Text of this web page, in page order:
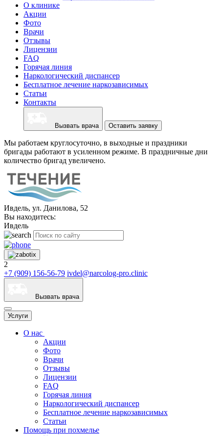
О клинике
Акции
Фото
Врачи
Отзывы
Лицензии
FAQ
Горячая линия
Наркологический диспансер
Бесплатное лечение наркозависимых
Статьи
Контакты
Вызвать врача Оставить заявку
Мы работаем круглосуточно, в выходные и праздники
бригады работают в усиленном режиме. В праздничные дни
количество бригад увеличено.
Ивдель, ул. Данилова, 52
Вы находитесь:
Ивдель
2
+7 (909) 156-56-79 ivdel@narcolog-pro.clinic
Вызвать врача
Услуги
О нас
Акции
Фото
Врачи
Отзывы
Лицензии
FAQ
Горячая линия
Наркологический диспансер
Бесплатное лечение наркозависимых
Статьи
Помощь при похмелье